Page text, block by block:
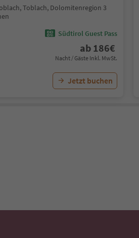
Toblach, Dolomitenregion 3
Südtirol Guest Pass
ab 186€
Nacht / Gäste Inkl. MwSt.
Jetzt buchen